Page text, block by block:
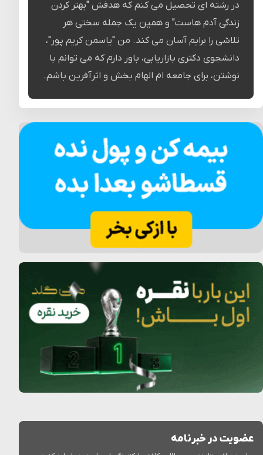
در رشته ای تحصیل می کنم که هدفش "بهتر کردن
زندگی آدم هاست" و همین یک جمله سختی هر
تلاشی را برایم آسان می کند. من "یاسمن کریم پور"،
دانشجوی دکتری بازاریابی، باور دارم که می توانم با
نوشتن، برای جامعه ام الهام بخش و اثرآفرین باشم.
عضویت در خبرنامه